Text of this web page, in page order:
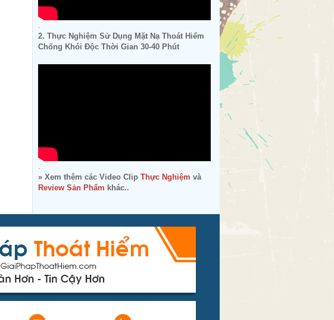
.
2. Thực Nghiệm Sử Dụng Mặt Nạ Thoát Hiểm
Chống Khói Độc Thời Gian 30-40 Phút
.
» Xem thêm các Video Clip Thực Nghiệm và
Review Sản Phẩm khác..